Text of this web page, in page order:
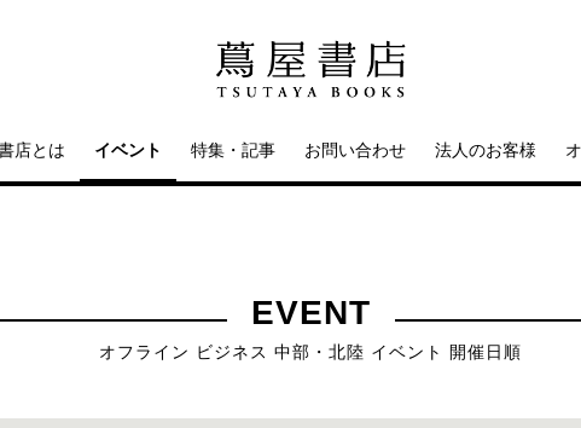
店とは イベント 特集・記事 お問い合わせ 法人のお客様
EVENT
オフライン ビジネス 中部・北陸 イベント 開催日順